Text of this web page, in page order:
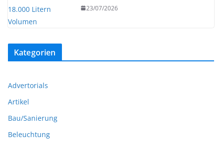
23/07/2026
Kategorien
Advertorials
Artikel
Bau/Sanierung
Beleuchtung